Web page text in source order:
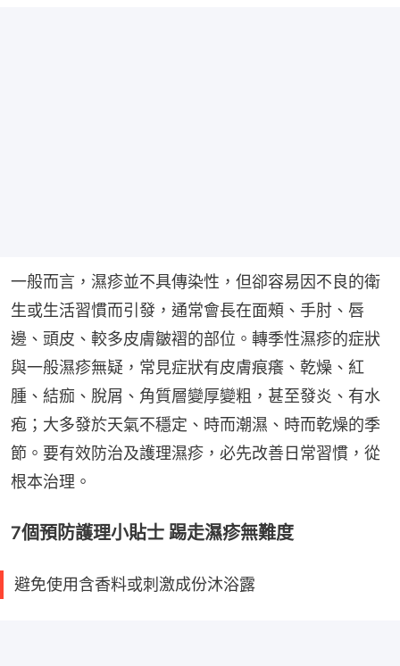
一般而言，濕疹並不具傳染性，但卻容易因不良的衛
生或生活習慣而引發，通常會長在面頰、手肘、唇
邊、頭皮、較多皮膚皺褶的部位。轉季性濕疹的症狀
與一般濕疹無疑，常見症狀有皮膚痕癢、乾燥、紅
腫、結痂、脫屑、角質層變厚變粗，甚至發炎、有水
疱；大多發於天氣不穩定、時而潮濕、時而乾燥的季
節。要有效防治及護理濕疹，必先改善日常習慣，從
根本治理。
7個預防護理小貼士 踢走濕疹無難度
避免使用含香料或刺激成份沐浴露